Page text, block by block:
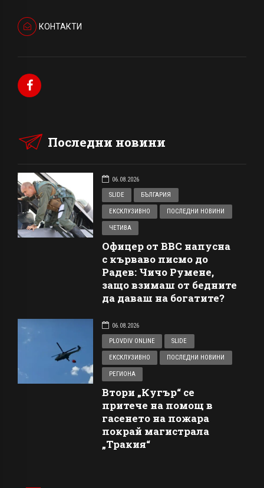
КОНТАКТИ
Последни новини
06.08.2026
SLIDE
БЪЛГАРИЯ
ЕКСКЛУЗИВНО ПОСЛЕДНИ НОВИНИ
ЧЕТИВА
Офицер от ВВС напусна
с кърваво писмо до
Радев: Чичо Румене,
защо взимаш от бедните
да даваш на богатите?
06.08.2026
PLOVDIV ONLINE
SLIDE
ЕКСКЛУЗИВНО ПОСЛЕДНИ НОВИНИ
РЕГИОНА
Втори „Кугър“ се
притече на помощ в
гасенето на пожара
покрай магистрала
„Тракия“